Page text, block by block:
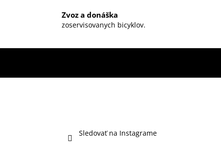
Zvoz a donáška
zoservisovanych bicyklov.
Sledovať na Instagrame